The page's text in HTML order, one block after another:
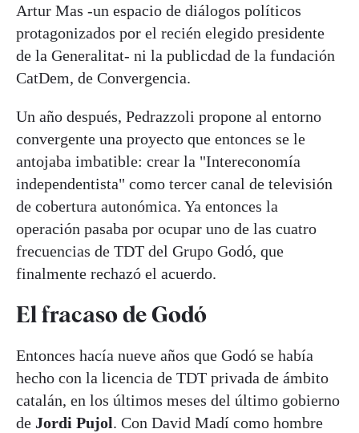
Artur Mas -un espacio de diálogos políticos
protagonizados por el recién elegido presidente
de la Generalitat- ni la publicdad de la fundación
CatDem, de Convergencia.
Un año después, Pedrazzoli propone al entorno
convergente una proyecto que entonces se le
antojaba imbatible: crear la "Intereconomía
independentista" como tercer canal de televisión
de cobertura autonómica. Ya entonces la
operación pasaba por ocupar uno de las cuatro
frecuencias de TDT del Grupo Godó, que
finalmente rechazó el acuerdo.
El fracaso de Godó
Entonces hacía nueve años que Godó se había
hecho con la licencia de TDT privada de ámbito
catalán, en los últimos meses del último gobierno
de Jordi Pujol. Con David Madí como hombre